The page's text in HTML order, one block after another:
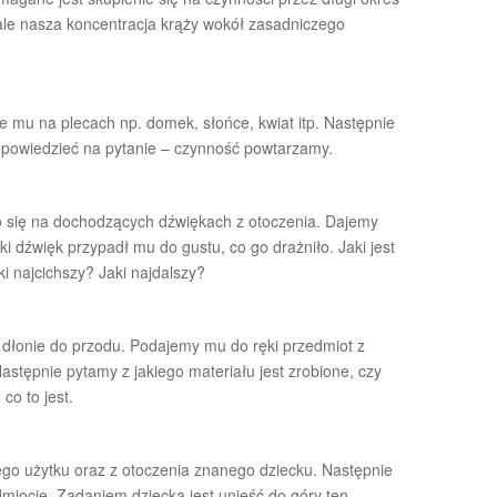
nasza koncentracja krąży wokół zasadniczego
na plecach np. domek, słońce, kwiat itp. Następnie
na pytanie – czynność powtarzamy.
na dochodzących dźwiękach z otoczenia. Dajemy
dźwięk przypadł mu do gustu, co go drażniło. Jaki jest
najcichszy? Jaki najdalszy?
do przodu. Podajemy mu do ręki przedmiot z
pytamy z jakiego materiału jest zrobione, czy
co to jest.
użytku oraz z otoczenia znanego dziecku. Następnie